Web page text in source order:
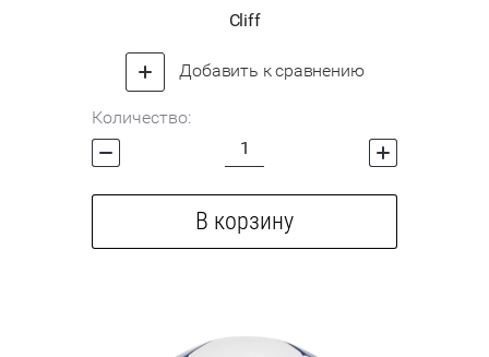
Cliff
Добавить к сравнению
Количество:
В корзину